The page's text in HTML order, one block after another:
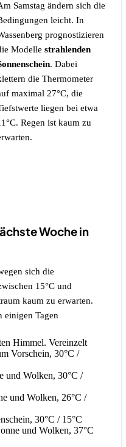
Samstag ändern sich die
leicht. In
prognostizieren
Modelle strahlenden
. Dabei
die Thermometer
maximal 27°C, die
liegen bei etwa
Regen ist kaum zu
Woche in
sich die
15°C und
kaum zu erwarten.
einigen Tagen
Himmel. Vereinzelt
Vorschein, 30°C /
und Wolken, 30°C /
und Wolken, 26°C /
30°C / 15°C
und Wolken, 37°C